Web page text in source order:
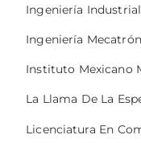
Ingeniería
Ingeniería
Instituto Mexicano
La Llama De La
Licenciatura En